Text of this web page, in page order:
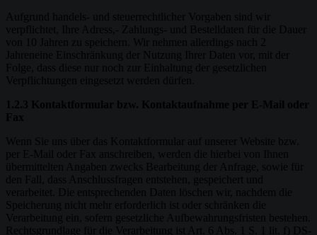
Aufgrund handels- und steuerrechtlicher Vorgaben sind wir
verpflichtet, Ihre Adress,- Zahlungs- und Bestelldaten für die Dauer
von 10 Jahren zu speichern. Wir nehmen allerdings nach 2
Jahreneine Einschränkung der Nutzung Ihrer Daten vor, mit der
Folge, dass diese nur noch zur Einhaltung der gesetzlichen
Verpflichtungen eingesetzt werden dürfen.
1.2.3 Kontaktformular bzw. Kontaktaufnahme per E-Mail oder
Fax
Wenn Sie uns über das Kontaktformular auf unserer Website bzw.
per E-Mail oder Fax anschreiben, werden die hierbei von Ihnen
übermittelten Angaben zwecks Bearbeitung der Anfrage, sowie für
den Fall, dass Anschlussfragen entstehen, gespeichert und
verarbeitet. Die entsprechenden Daten löschen wir, nachdem die
Speicherung nicht mehr erforderlich ist oder schränken die
Verarbeitung ein, sofern gesetzliche Aufbewahrungsfristen bestehen.
Rechtsgrundlage für die Verarbeitung ist Art. 6 Abs. 1 S. 1 lit. f) DS-